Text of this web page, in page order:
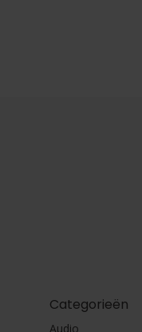
Categorieën
Audio